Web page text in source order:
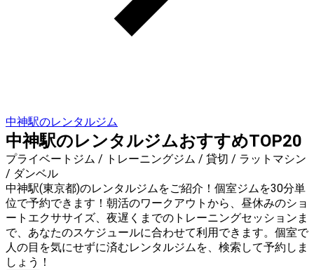
中神駅のレンタルジム
中神駅のレンタルジムおすすめTOP20
プライベートジム / トレーニングジム / 貸切 / ラットマシン
/ ダンベル
中神駅(東京都)のレンタルジムをご紹介！個室ジムを30分単
位で予約できます！朝活のワークアウトから、昼休みのショ
ートエクササイズ、夜遅くまでのトレーニングセッションま
で、あなたのスケジュールに合わせて利用できます。個室で
人の目を気にせずに済むレンタルジムを、検索して予約しま
しょう！